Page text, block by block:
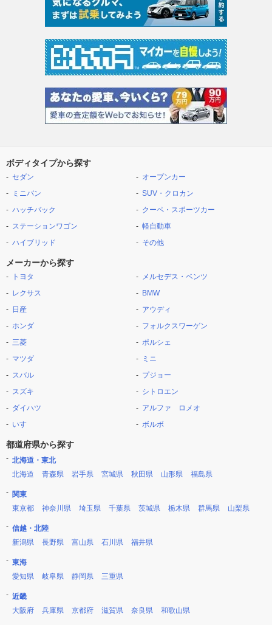
ボディタイプから探す
セダン
ミニバン
ハッチバック
ステーションワゴン
ハイブリッド
オープンカー
SUV・クロカン
クーペ・スポーツカー
軽自動車
その他
メーカーから探す
トヨタ
レクサス
日産
ホンダ
三菱
マツダ
スバル
スズキ
ダイハツ
いすゞ
メルセデス・ベンツ
BMW
アウディ
フォルクスワーゲン
ポルシェ
ミニ
プジョー
シトロエン
アルファ ロメオ
ボルボ
都道府県から探す
北海道・東北
北海道
青森県 岩手県 宮城県 秋田県 山形県 福島県
関東
東京都
神奈川県 埼玉県 千葉県 茨城県 栃木県 群馬県 山梨県
信越・北陸
新潟県
長野県 富山県 石川県 福井県
東海
愛知県
岐阜県 静岡県 三重県
近畿
大阪府
兵庫県 京都府 滋賀県 奈良県 和歌山県